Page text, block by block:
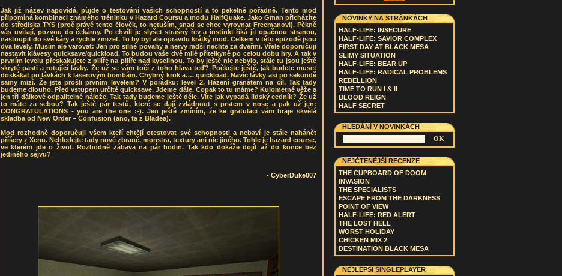
Jak již název napovídá, půjde o testování vašich schopností a to pekelně pořádně. Tento mod
připomíná kombinaci známého tréninku v Hazard Coursu a modu HalfQuake. Jako Gman přicházíte
do střediska TYS (proč právě tento člověk, to netuším, snad se chce vyrovnat Freemanovi). Pěkně
vás uvítají, pozvou do čekárny. Po chvíli je slyšet strašný řev a instinkt říká jít opačnou stranou,
nastoupit do své káry a rychle zmizet. To by byl ale opravdu krátký mod. Celkem v této epizodě jsou
dva levely. Musím ale varovat: Jen pro silné povahy a nervy radši nechte za dveřmi. Vřele doporučuji
nastavit klávesy quicksave/quickload. To budou vaše dvě milé přítelkyně po celou dobu hry. A tak v
prvním levelu přeskakujete z pilíře na pilíře nad kyselinou. To by ještě nic nebylo, stále tu jsou ještě
skryté pasti a rotující lávky. Že už se vám točí z toho hlava teď? Počkejte ještě, jak budete muset
doskákat po lávkách k laserovým bombám. Chybný krok a…. quickload. Navíc lávky asi po sekundě
samy mizí. Že jste prošli prvním levelem? V pořádku: level 2. Házení granátem na cíl. Tak tady
budeme dlouho. Před vstupem určitě quicksave. Jdeme dále. Copak to tu máme? Kulometné věže a
jen tři dálkově odpalitelné nálože. Tak tady budeme ještě déle. Víte jak vypadá lidský cedník? Že už
to máte za sebou? Tak ještě pár testů, které se dají zvládnout s prstem v nose a pak už jen:
CONGRATULATIONS - you are the one :-). Jen ještě zmíním, že ke gratulaci vám hraje skvělá
skladba od New Order – Confusion (ano, ta z Bladea).
Mod rozhodně doporučuji všem kteří chtějí otestovat své schopnosti a nebaví je stále nahánět
příšery z Xenu. Nehledejte tady nové zbraně, monstra, textury ani nic jiného. Tohle je hazard course,
ve kterém jde o život. Rozhodně zábava na pár hodin. Tak kdo dokáže dojít až do konce bez
jediného sejvu?
- CyberDuke007
NOVINKY NA STRÁNKÁCH
HALF-LIFE: INSECURE
HALF-LIFE: SAVIOR COMPLEX
FIRST DAY AT BLACK MESA
SLIMY SITUATION
HALF-LIFE: BEAR UP
HALF-LIFE: RADICAL PROBLEMS
REBELLION
TIME TO RUN I & II
BLOOD REIGN
HALF SECRET
HLEDÁNÍ V NOVINKÁCH
NEJČTENĚJŠÍ RECENZE
THE CUPBOARD OF DOOM
INVASION
THE SPECIALISTS
ESCAPE FROM THE DARKNESS
POINT OF VIEW
HALF-LIFE: RED ALERT
THE LOST HELL
WORST HOLIDAY
CHICKEN MIX 2
DESTINATION BLACK MESA
NEJLEPŠÍ SINGLEPLAYER